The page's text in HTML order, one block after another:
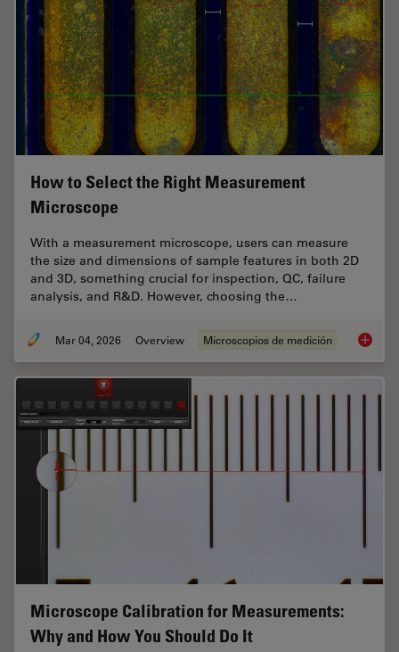
How to Select the Right Measurement
Microscope
With a measurement microscope, users can measure
the size and dimensions of sample features in both 2D
and 3D, something crucial for inspection, QC, failure
analysis, and R&D. However, choosing the…
Mar 04, 2026 Overview Microscopios de medición How to
Microscope Calibration for Measurements:
Why and How You Should Do It